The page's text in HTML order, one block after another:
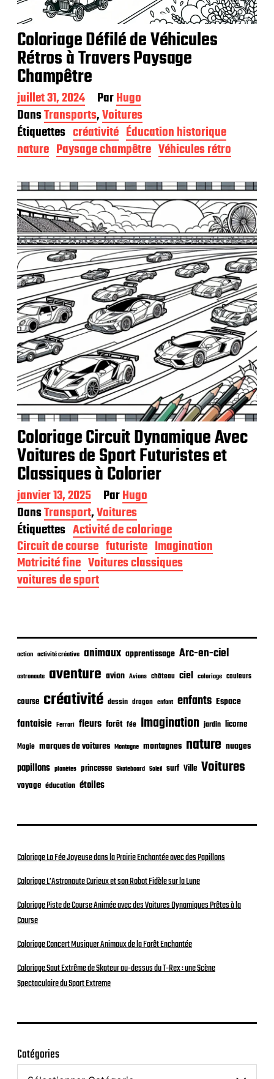
Coloriage Défilé de Véhicules
Rétros à Travers Paysage
Champêtre
D
a
t
e
d
e
u
b
l
i
c
a
t
i
o
n
juillet 31, 2024 ParHugo
DansTransports,Voitures
Étiquettes créativité Éducation historique
nature Paysage champêtre Véhicules rétro
Coloriage Circuit Dynamique Avec
Voitures de Sport Futuristes et
Classiques à Colorier
D
a
t
e
d
e
p
u
b
a
t
o
janvier 13, 2025 ParHugo
DansTransport,Voitures
Étiquettes Activité de coloriage
Circuit de course futuriste Imagination
Motricité fine Voitures classiques
voitures de sport
action activité créative animaux apprentissage Arc-en-ciel
astronaute aventure avion Avions château ciel coloriage couleurs
course créativité dessin dragon enfant enfants Espace
fantaisie Ferrari fleurs forêt fée Imagination jardin licorne
Magie marques de voitures Montagne montagnes nature nuages
papillons planètes princesse Skateboard Soleil surf Ville Voitures
voyage éducation étoiles
Coloriage La Fée Joyeuse dans la Prairie Enchantée avec des Papillons
Coloriage L’Astronaute Curieux et son Robot Fidèle sur la Lune
Coloriage Piste de Course Animée avec des Voitures Dynamiques Prêtes à la
Course
Coloriage Concert Musiquer Animaux de la Forêt Enchantée
Coloriage Saut Extrême de Skateur au-dessus du T-Rex : une Scène
Spectaculaire du Sport Extreme
Catégories